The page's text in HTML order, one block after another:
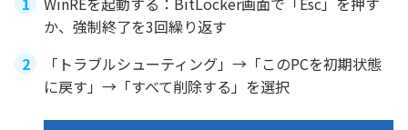
か、強制終了を3回繰り返す
「トラブルシューティング」→「このPCを初期状態
に戻す」→「すべて削除する」を選択